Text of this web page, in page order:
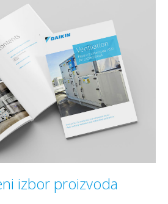
izbor proizvoda